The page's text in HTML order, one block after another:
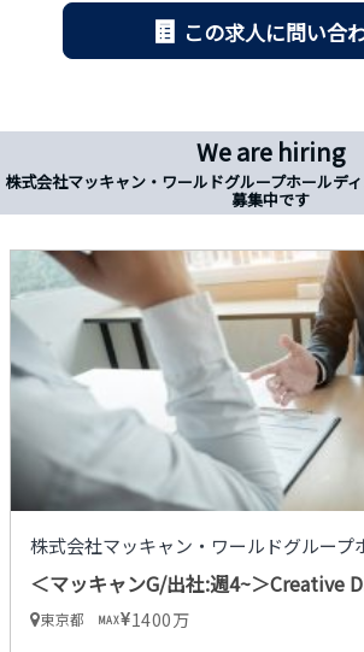
この求人に問い合
We are hiring
株式会社マッキャン・ワールドグループホールデ
募集中です
株式会社マッキャン・ワールドグループ
＜マッキャンG/出社:週4~＞Creative
東京都 MAX 1400万